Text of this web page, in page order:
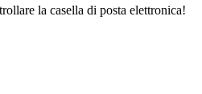
la casella di posta elettronica!